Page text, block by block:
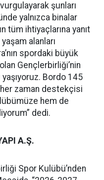
şunları
yalnızca binalar
tüm ihtiyaçlarına yanıt
alanları
spordaki büyük
Gençlerbirliği’nin
yaşıyoruz. Bordo 145
zaman destekçisi
hem de
dedi.
A.Ş.
Spor Kulübü’nden